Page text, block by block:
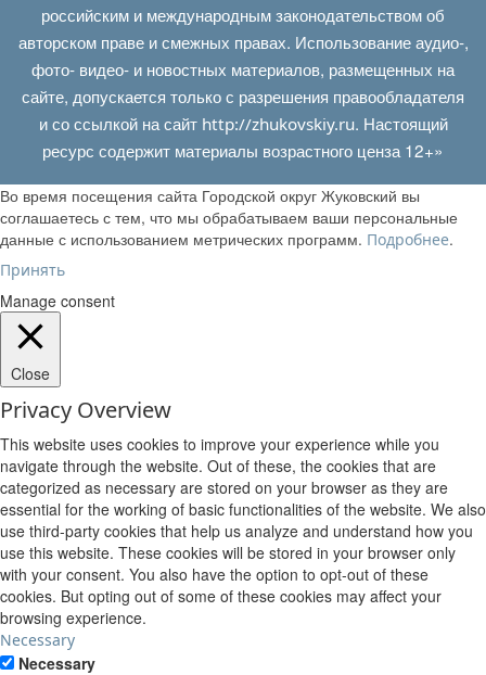
российским и международным законодательством об
авторском праве и смежных правах. Использование аудио-,
фото- видео- и новостных материалов, размещенных на
сайте, допускается только с разрешения правообладателя
и со ссылкой на сайт http://zhukovskiy.ru. Настоящий
ресурс содержит материалы возрастного ценза 12+»
Во время посещения сайта Городской округ Жуковский вы
соглашаетесь с тем, что мы обрабатываем ваши персональные
данные с использованием метрических программ. Подробнее.
Принять
Manage consent
Close
Privacy Overview
This website uses cookies to improve your experience while you
navigate through the website. Out of these, the cookies that are
categorized as necessary are stored on your browser as they are
essential for the working of basic functionalities of the website. We also
use third-party cookies that help us analyze and understand how you
use this website. These cookies will be stored in your browser only
with your consent. You also have the option to opt-out of these
cookies. But opting out of some of these cookies may affect your
browsing experience.
Necessary
Necessary